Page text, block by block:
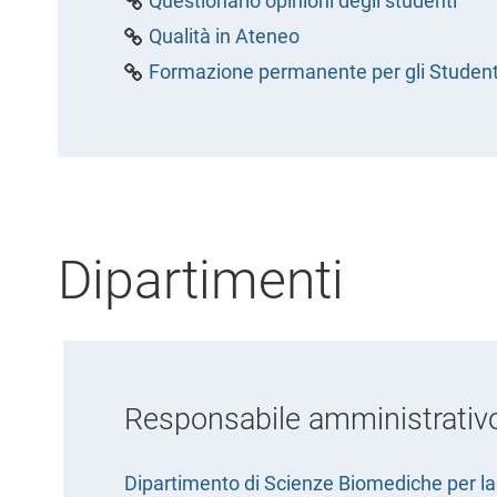
Qualità in Ateneo
Formazione permanente per gli
Dipartimenti
Responsabile
Dipartimento di Scienze Biomediche per